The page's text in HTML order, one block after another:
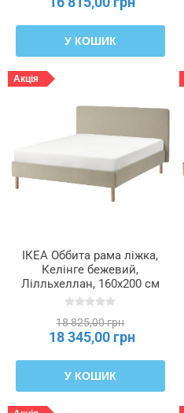
У КОШИК
Акція
ІКЕА Оббита рама ліжка,
Келінге бежевий,
Лілльхеллан, 160x200 см
TÄRNKULLEN, 796.278.00
18 825,00 грн
18 345,00 грн
У КОШИК